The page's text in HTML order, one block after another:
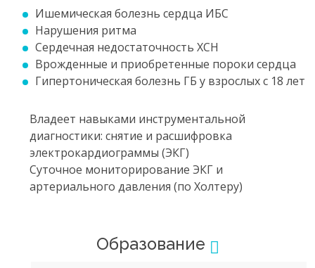
Ишемическая болезнь сердца ИБС
Нарушения ритма
Сердечная недостаточность ХСН
Врожденные и приобретенные пороки сердца
Гипертоническая болезнь ГБ у взрослых с 18 лет
Владеет навыками инструментальной
диагностики: снятие и расшифровка
электрокардиограммы (ЭКГ)
Суточное мониторирование ЭКГ и
артериального давления (по Холтеру)
Образование